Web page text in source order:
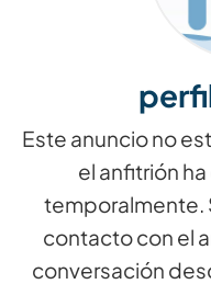
Este anuncio no
el anfitrión
temporalmente.
contacto con el
conversación